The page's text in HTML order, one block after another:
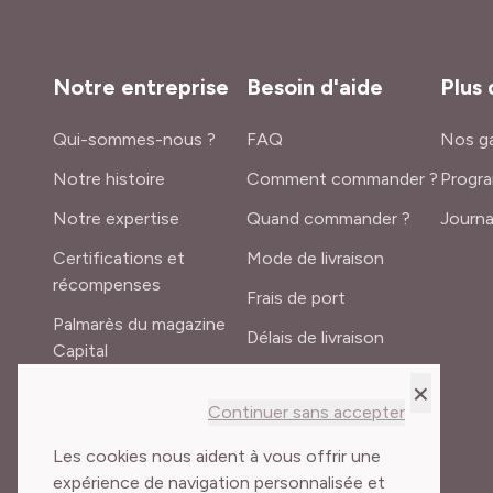
×
Continuer sans accepter
Les cookies nous aident à vous offrir une
expérience de navigation personnalisée et
Notre entreprise
Qui-sommes-nous ?
Notre histoire
Notre expertise
Certifications et
récompenses
Palmarès du magazine
Capital
Besoin d'aide
FAQ
Comment commander ?
Quand commander ?
Mode de livraison
Frais de port
Délais de livraison
Plus
Nos